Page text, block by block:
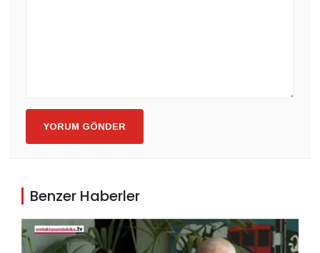
YORUM GÖNDER
Benzer Haberler